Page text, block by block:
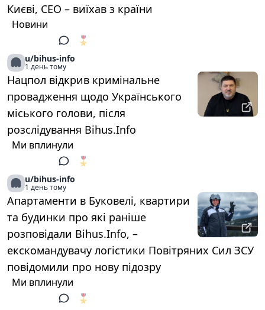
Києві, СЕО – виїхав з країни
Новини
🎖️
u/bihus-info
1 день тому
Нацпол відкрив кримінальне
провадження щодо Українського
міського голови, після
розслідування Bihus.Info
Ми вплинули
🎖️
u/bihus-info
1 день тому
Апартаменти в Буковелі, квартири
та будинки про які раніше
розповідали Bihus.Info, –
екскомандувачу логістики Повітряних Сил ЗСУ
повідомили про нову підозру
Ми вплинули
🎖️